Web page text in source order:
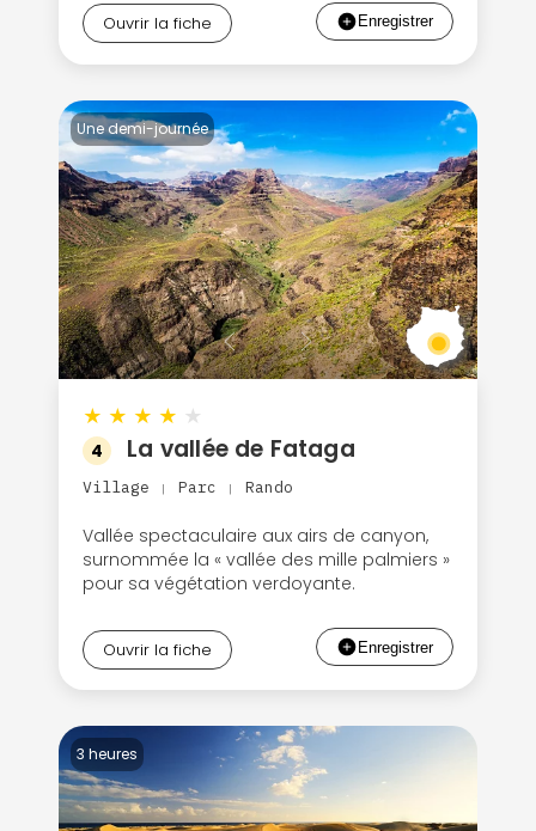
Ouvrir la fiche
Une demi-journée
★ ★ ★ ★ ★
4 La vallée de Fataga
Village | Parc | Rando
Vallée spectaculaire aux airs de canyon,
surnommée la « vallée des mille palmiers »
pour sa végétation verdoyante.
Ouvrir la fiche
3 heures